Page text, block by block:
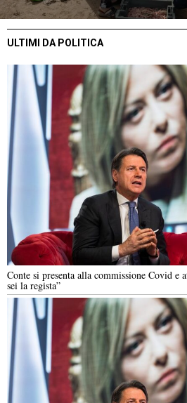
ULTIMI DA POLITICA
Conte si presenta alla commissione Covid e
sei la regista”